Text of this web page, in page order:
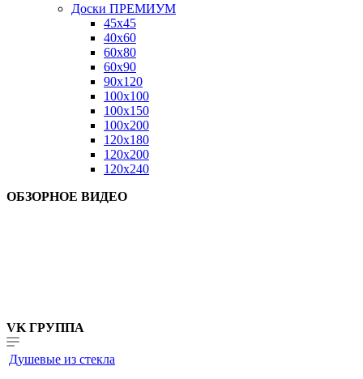
Доски ПРЕМИУМ
45x45
40x60
60x80
60x90
90x120
100x100
100x150
100x200
120x180
120x200
120x240
ОБЗОРНОЕ ВИДЕО
VK ГРУППА
Душевые из стекла